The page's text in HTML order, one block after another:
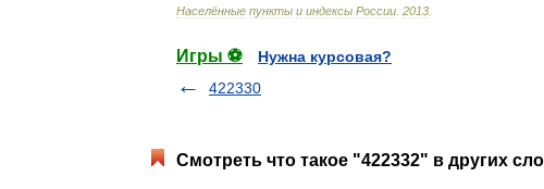
Населённые пункты и индексы России 2013
Игры ⚽
Нужна курсовая?
422330
Смотреть что такое "422332" в других